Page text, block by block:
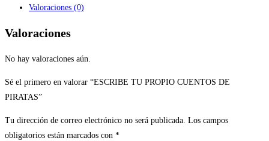
Valoraciones (0)
Valoraciones
No hay valoraciones aún.
Sé el primero en valorar “ESCRIBE TU PROPIO CUENTOS DE
PIRATAS”
Tu dirección de correo electrónico no será publicada. Los campos
obligatorios están marcados con *